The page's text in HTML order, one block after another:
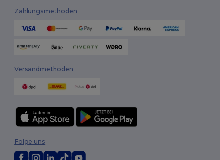
Zahlungsmethoden
Versandmethoden
Folge uns